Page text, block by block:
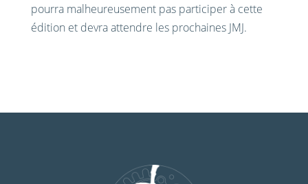
pourra malheureusement pas participer à cette
édition et devra attendre les prochaines JMJ.